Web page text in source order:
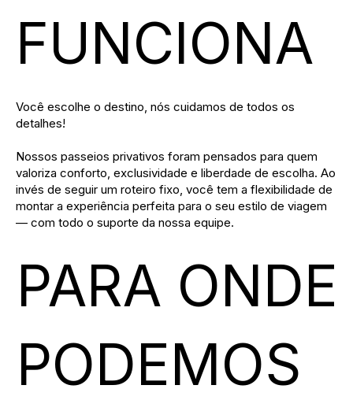
FUNCIONA
Você escolhe o destino, nós cuidamos de todos os
detalhes!
Nossos passeios privativos foram pensados para quem
valoriza conforto, exclusividade e liberdade de escolha. Ao
invés de seguir um roteiro fixo, você tem a flexibilidade de
montar a experiência perfeita para o seu estilo de viagem
— com todo o suporte da nossa equipe.
PARA ONDE
PODEMOS